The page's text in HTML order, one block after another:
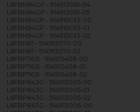
L6FBN84GP - 914913061-04
L6FBN84GP - 914913061-05
L6FBN94GP - 914915033-00
L6FBN94GP - 914915033-01
L6FBN94GP - 914915033-02
L6FBNR1 - 914913070-00
L6FBNR1 - 914913070-02
L6FBP763I - 914913408-00
L6FBP763I - 914913408-01
L6FBP763I - 914913408-02
L6FBP843G - 914913005-00
L6FBP843G - 914913005-01
L6FBP843G - 914913005-02
L6FBP863G - 914913006-00